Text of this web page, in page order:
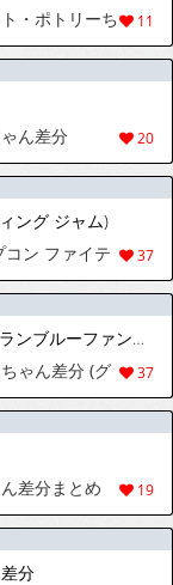
11
・ポトリーち
20
ん差分
ング ジャム)
37
ン ファイテ
[あざっとほん] ネズ水着ビカラちゃん差分 (グランブルーファンタジー)
37
ゃん差分 (グ
19
差分まとめ
分